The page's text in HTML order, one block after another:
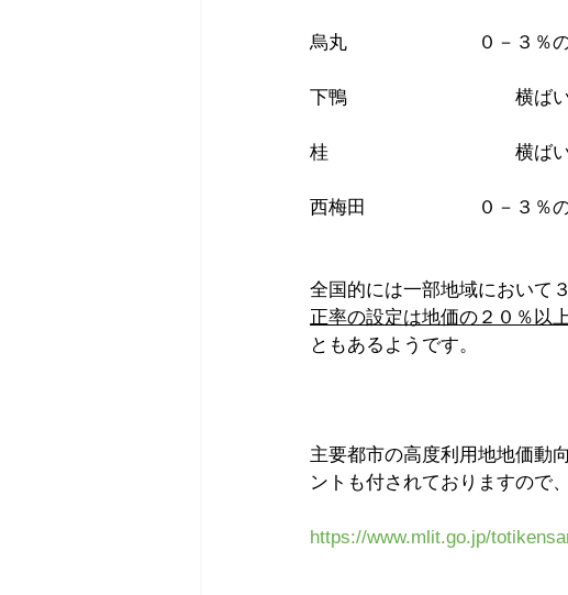
烏丸　　　　　　　０－３％
下鴨　　　　　　　　　横ば
桂　　　　　　　　　　横ば
西梅田　　　　　　０－３％
全国的には一部地域において
正率の設定は地価の２０％以
ともあるようです。
主要都市の高度利用地地価動
ントも付されておりますので
https://www.mlit.go.jp/